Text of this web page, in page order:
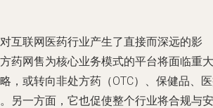
互联网医药行业产生了直接而深远的影
药网售为核心业务模式的平台将面临重大
，或转向非处方药（OTC）、保健品、
另一方面，它也促使整个行业将合规与安